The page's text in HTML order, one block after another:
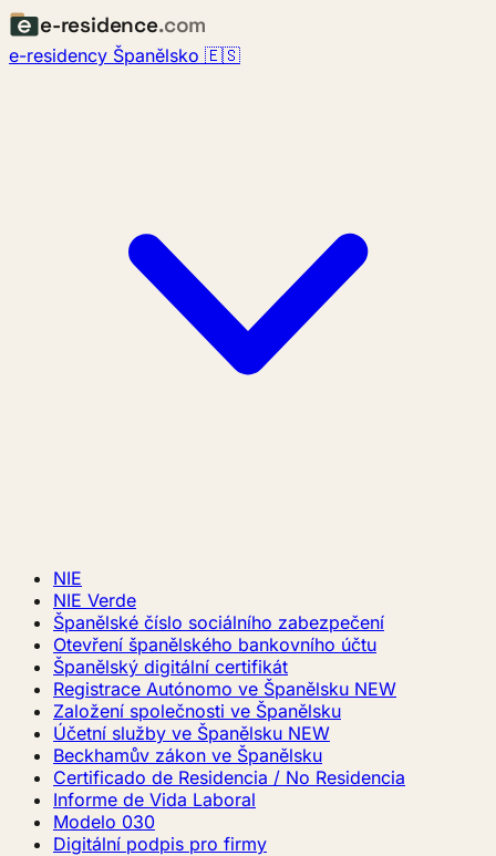
e-residence.com
e-residency Španělsko 🇪🇸
NIE
NIE Verde
Španělské číslo sociálního zabezpečení
Otevření španělského bankovního účtu
Španělský digitální certifikát
Registrace Autónomo ve Španělsku NEW
Založení společnosti ve Španělsku
Účetní služby ve Španělsku NEW
Beckhamův zákon ve Španělsku
Certificado de Residencia / No Residencia
Informe de Vida Laboral
Modelo 030
Digitální podpis pro firmy